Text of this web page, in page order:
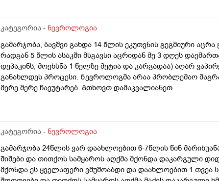
კატეგორია - ნევროლოგია
გამარჯობა, ბავშვი გახდა 14 წლის ეკუთვნის გეგმიური
რადგან 5 წლის ასაკში მსგავსი აცრიდან მე 3 დღეს
დეპაკინს, მოეხსნა 1 წელზე მეტია და კარგადაა) აღარ
განახლდეს პროცესი. Ნევროლოგმა არაა პრობლემაო
მერე მერე ჩავუტარებ. Გთხოვთ დამაკვალიანეთ
კატეგორია - ნევროლოგია
გამარჯობა 24წლის ვარ დაახლოებით 6-7წლის წინ
შიშები და თითქოს სამყაროს აღქმა მქონდა დაკარგული
მქონდა ეს ყველაფერი ვმუშოაბდი და დაახლოებით 1 თვეა